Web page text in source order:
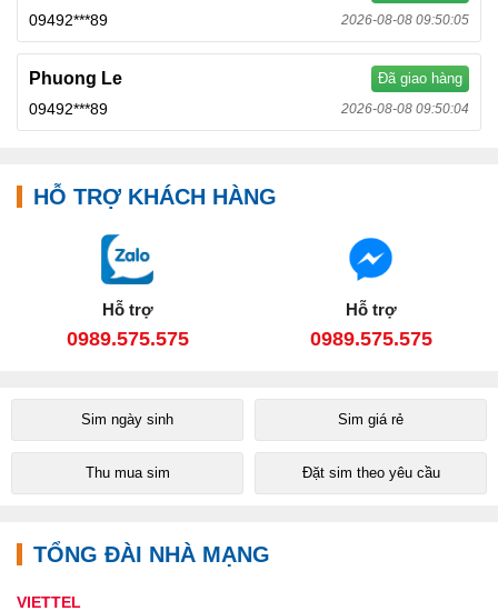
09492***89 2026-08-08 09:50:05
Phuong Le Đã giao hàng
09492***89 2026-08-08 09:50:04
HỖ TRỢ KHÁCH HÀNG
Hỗ trợ
0989.575.575
Hỗ trợ
0989.575.575
Sim ngày sinh Sim giá rẻ
Thu mua sim Đặt sim theo yêu cầu
TỔNG ĐÀI NHÀ MẠNG
VIETTEL